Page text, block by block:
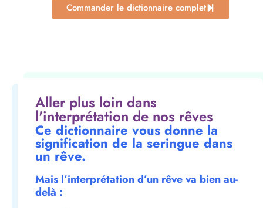
Commander le dictionnaire complet
Aller plus loin dans
l'interprétation de nos rêves
Ce dictionnaire vous donne la
signification de la seringue dans
un rêve.
Mais l’interprétation d’un rêve va bien au-
delà :